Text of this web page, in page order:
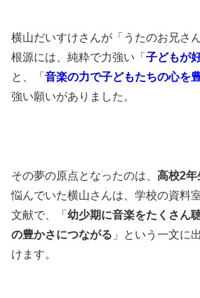
横山だいすけさんが「うたのお兄さ
根源には、純粋で力強い「 子どもが
と、「 音楽の力で子どもたちの心を
強い願いがありました。
その夢の原点となったのは、 高校2年
悩んでいた横山さんは、学校の資料
文献で、「 幼少期に音楽をたくさん
の豊かさにつながる 」という一文に
けます。